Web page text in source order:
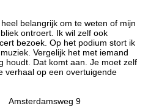
belangrijk om te weten of mijn
ontroert. Ik wil zelf ook
bezoek. Op het podium stort ik
Vergelijk het met iemand
houdt. Dat komt aan. Je moet zelf
verhaal op een overtuigende
Amsterdamsweg 9